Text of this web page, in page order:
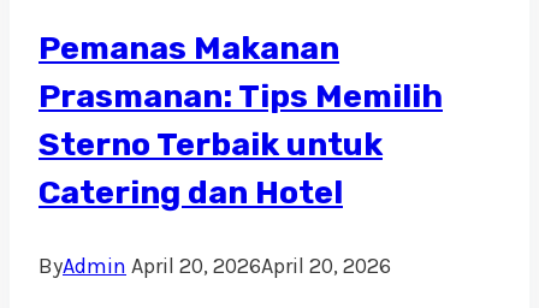
Kapan
Perlu
Custom
Pemanas Makanan
Prasmanan: Tips Memilih
Sterno Terbaik untuk
Catering dan Hotel
ByAdmin April 20, 2026April 20, 2026